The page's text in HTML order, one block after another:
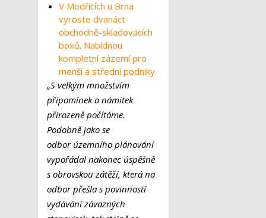
V Modřicích u Brna
vyroste dvanáct
obchodně-skladovacích
boxů. Nabídnou
kompletní zázemí pro
menší a střední podniky
„S velkým množstvím
připomínek a námitek
přirozeně počítáme.
Podobně jako se
odbor územního plánování
vypořádal nakonec úspěšně
s obrovskou zátěží, která na
odbor přešla s povinností
vydávání závazných